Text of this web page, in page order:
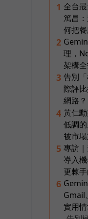
1 全台
篤昌
何把
2
理，
架構
3 告別
際評
網路？
4 黃仁
低調
被市
5 專訪
導入
更棘
6
Gmail
實用